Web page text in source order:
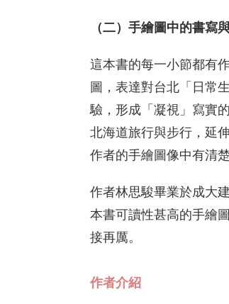
（二）手繪圖中的書寫
這本書的每一小節都有
圖，表達對台北「日常
驗，形成「凝視」寫實
北海道旅行與步行，延
作者的手繪圖像中有清楚
作者林思駿畢業於成大
本書可讀性甚高的手繪
接再厲。
作者介紹